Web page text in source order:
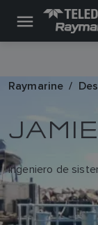
Raymarine
Ingeniero de